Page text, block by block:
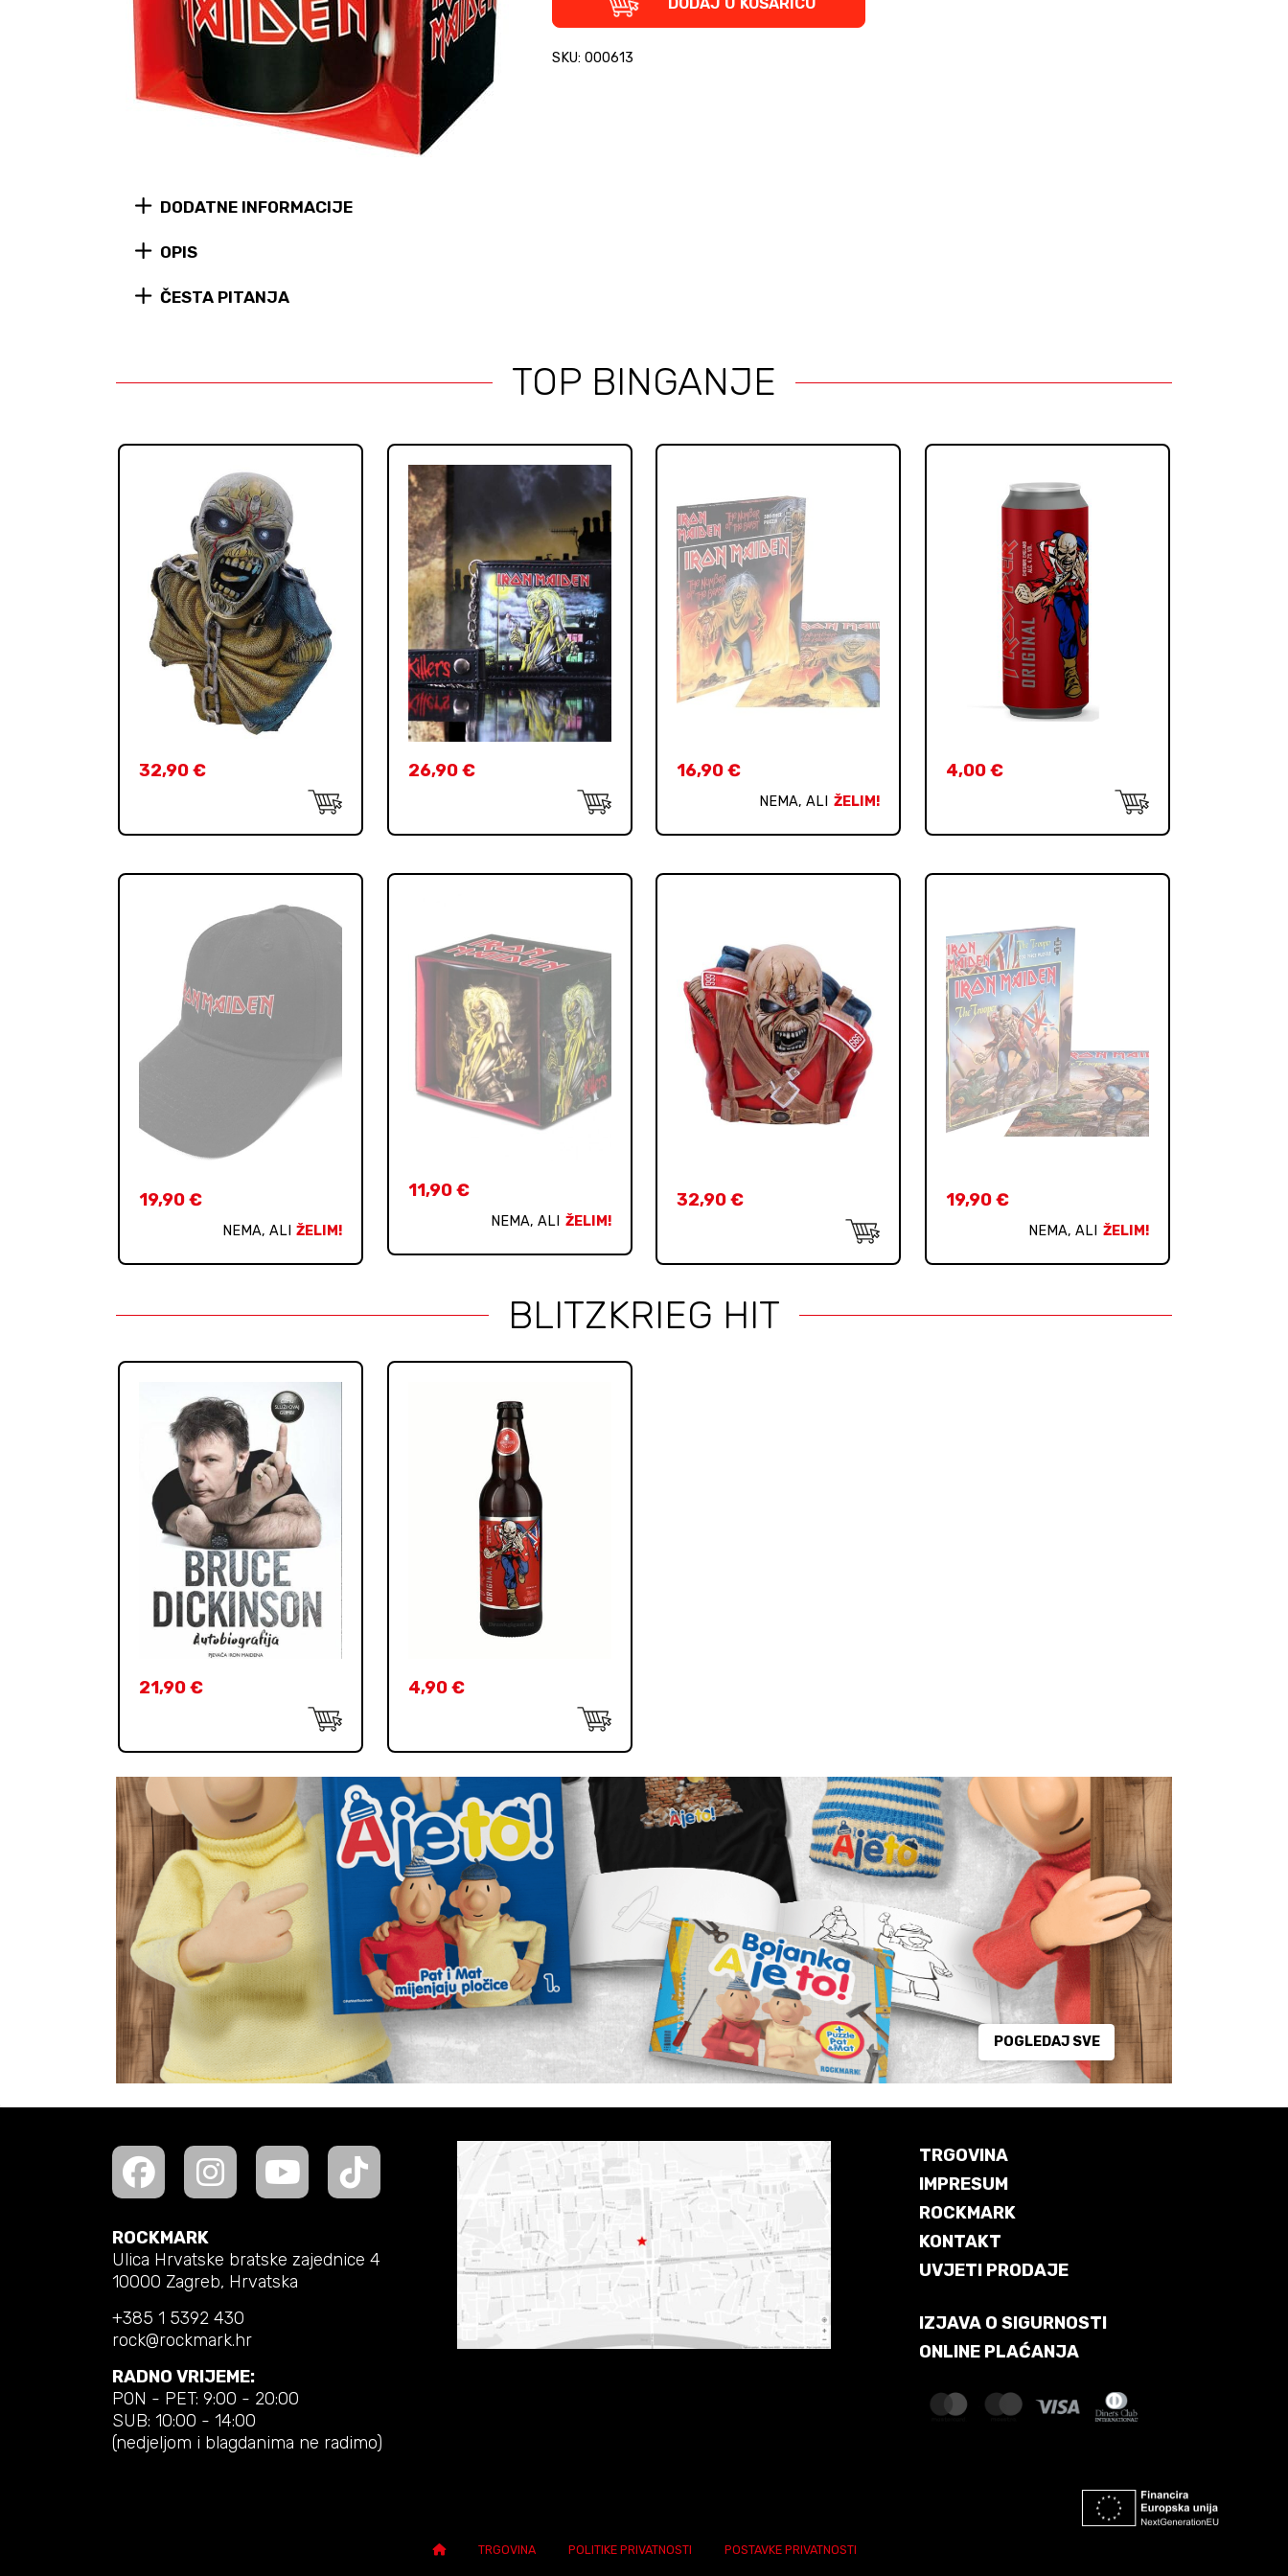
SKU: 000613
DODATNE INFORMACIJE
OPIS
ČESTA PITANJA
TOP BINGANJE
32,90€ 26,90€ 16,90€
NEMA, ALI ŽELIM!
4,00€
19,90€
NEMA, ALI ŽELIM!
11,90€
NEMA, ALI ŽELIM!
32,90€ 19,90€
NEMA, ALI ŽELIM!
BLITZKRIEG HIT
21,90€ 4,90€
POGLEDAJ SVE
ROCKMARK
Ulica Hrvatske bratske zajednice 4
10000 Zagreb, Hrvatska
+385 1 5392 430
rock@rockmark.hr
RADNO VRIJEME:
PON - PET: 9:00 - 20:00
SUB: 10:00 - 14:00
(nedjeljom i blagdanima ne radimo)
TRGOVINA
IMPRESUM
ROCKMARK
KONTAKT
UVJETI PRODAJE
IZJAVA O SIGURNOSTI
ONLINE PLAĆANJA
TRGOVINA POLITIKE PRIVATNOSTI POSTAVKE PRIVATNOSTI